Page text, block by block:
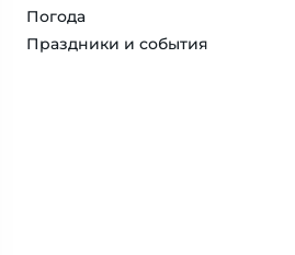
Погода
Праздники и события